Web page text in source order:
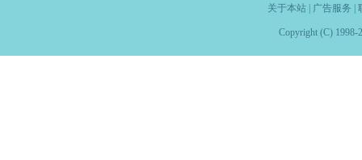
关于本站| 广告服务
Copyright (C) 1998-